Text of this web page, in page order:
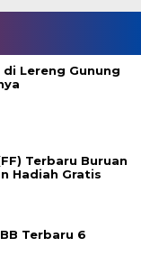
di Lereng Gunung
Terbaru Buruan
Hadiah Gratis
Terbaru 6